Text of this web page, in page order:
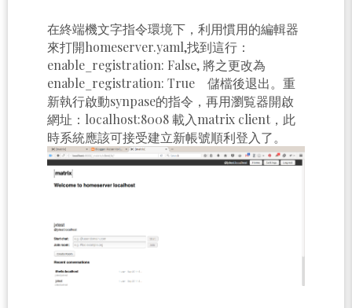
在終端機文字指令環境下，利用慣用的編輯器
來打開homeserver.yaml,找到這行：
enable_registration: False, 將之更改為
enable_registration: True 儲檔後退出。重
新執行啟動synpase的指令，再用瀏覧器開啟
網址：localhost:8008 載入matrix client，此
時系統應該可接受建立新帳號順利登入了。